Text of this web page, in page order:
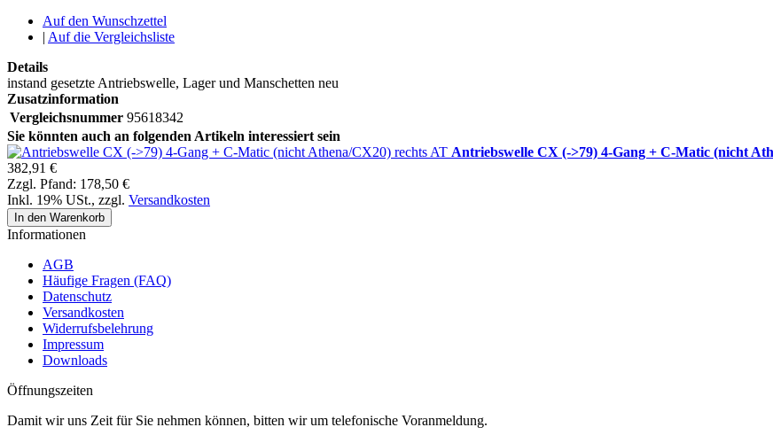
Auf den Wunschzettel
| Auf die Vergleichsliste
Details
instand gesetzte Antriebswelle, Lager und Manschetten neu
Zusatzinformation
Vergleichsnummer 95618342
Sie könnten auch an folgenden Artikeln interessiert sein
Antriebswelle CX (->79) 4-Gang + C-Matic (nicht
382,91 €
Zzgl. Pfand: 178,50 €
Inkl. 19% USt., zzgl. Versandkosten
In den Warenkorb
Informationen
AGB
Häufige Fragen (FAQ)
Datenschutz
Versandkosten
Widerrufsbelehrung
Impressum
Downloads
Öffnungszeiten
Damit wir uns Zeit für Sie nehmen können, bitten wir um telefonische Voranmeldung.